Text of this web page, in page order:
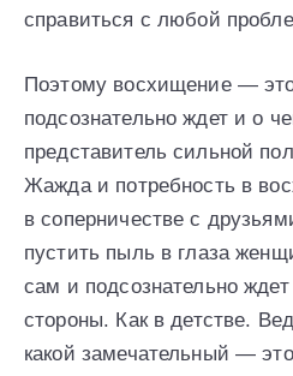
справиться с любой
Поэтому восхищение —
подсознательно ждет и о
представитель сильной
Жажда и потребность в
в соперничестве с
пустить пыль в глаза
сам и подсознательно
стороны. Как в детстве.
какой замечательный —